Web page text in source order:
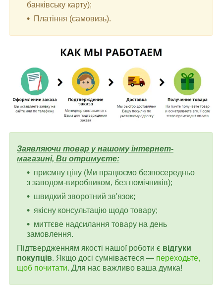
банківську карту);
Платіння (самовизь).
Заявляючи товар у нашому інтернет-
магазині, Ви отримуєте:
приємну ціну (Ми працюємо безпосередньо
з заводом-виробником, без помічників);
швидкий зворотний зв'язок;
якісну консультацію щодо товару;
миттєве надсилання товару на день
замовлення.
Підтвердженням якості нашої роботи є відгуки
покупців. Якщо досі сумніваєтеся — переходьте,
щоб почитати. Для нас важливо ваша думка!